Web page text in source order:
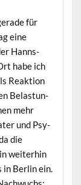
für
eine
Hanns-
habe ich
Reak­tion
Belas­tun­
mehr
und Psy­
die
weit­er­hin
in Berlin ein.